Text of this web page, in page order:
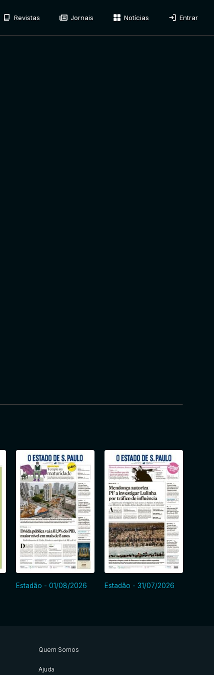
Revistas Jornais Notícias Entrar
Estadão - 01/08/2026 Estadão - 31/07/2026
Quem Somos
Ajuda